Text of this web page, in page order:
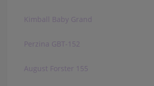
Kimball Baby Grand
Perzina GBT-152
August Forster 155